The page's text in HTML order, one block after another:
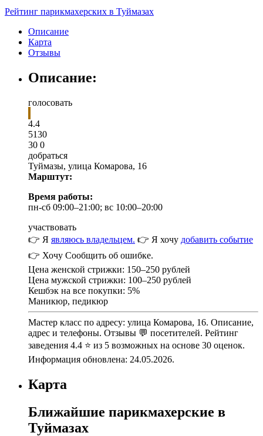
Рейтинг парикмахерских в Туймазах
Описание
Карта
Отзывы
Описание:
голосовать
4.4
5130
30 0
добраться
Туймазы, улица Комарова, 16
Марштут:
Время работы:
пн-сб 09:00–21:00; вс 10:00–20:00
участвовать
👉 Я являюсь владельцем. 👉 Я хочу добавить событие
👉 Хочу Сообщить об ошибке.
Цена женской стрижки: 150–250 рублей
Цена мужской стрижки: 100–250 рублей
Кешбэк на все покупки: 5%
Маникюр, педикюр
Мастер класс по адресу: улица Комарова, 16. Описание,
адрес и телефоны. Отзывы 💬 посетителей. Рейтинг
заведения 4.4 ⭐ из 5 возможных на основе 30 оценок.
Информация обновлена: 24.05.2026.
Карта
Ближайшие парикмахерские в
Туймазах